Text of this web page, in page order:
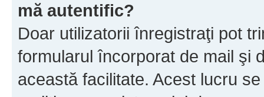
mă autentific?
Doar utilizatorii înregistraţi pot
formularul încorporat de mail şi
această facilitate. Acest lucru